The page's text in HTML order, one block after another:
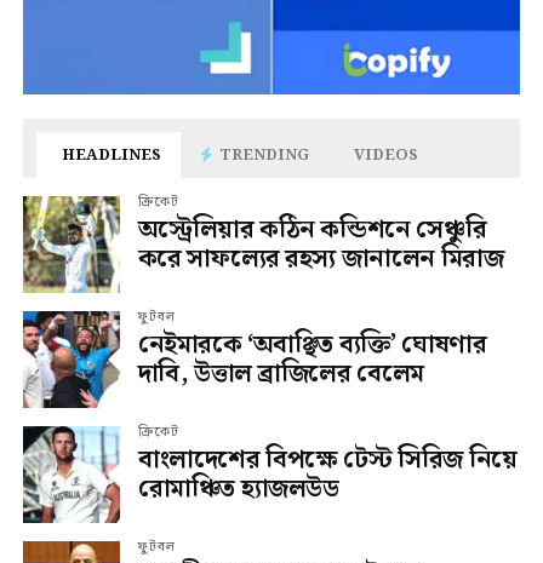
HEADLINES TRENDING VIDEOS
ক্রিকেট
অস্ট্রেলিয়ার কঠিন কন্ডিশনে সেঞ্চুরি
করে সাফল্যের রহস্য জানালেন মিরাজ
ফুটবল
নেইমারকে ‘অবাঞ্ছিত ব্যক্তি’ ঘোষণার
দাবি, উত্তাল ব্রাজিলের বেলেম
ক্রিকেট
বাংলাদেশের বিপক্ষে টেস্ট সিরিজ নিয়ে
রোমাঞ্চিত হ্যাজলউড
ফুটবল